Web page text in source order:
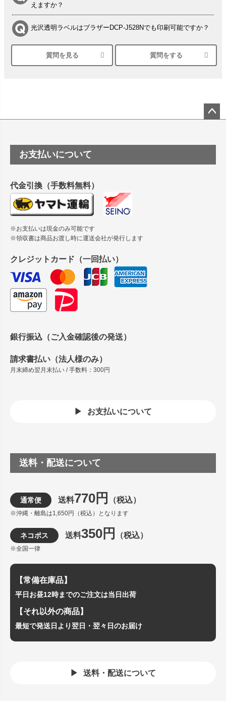
えますか？
光沢透明ラベルはブラザーDCP-J528Nでも印刷可能ですか？
シルバーペーパーにEPSON EP-30VAで印刷するときの設定
は？
塩ビのロール紙で離型紙が透明の商品はありますか
つや消し半透明ラベルのロールタイプはありますか？
縦420mm×横650mmの包装紙に適した紙はありますか？
質問を見る 質問をする
ップ
お支払いについて
代金引換（手数料無料）
※お支払いは現金のみ可能です
※領収書は商品お渡し時に運送会社が発行します
クレジットカード（一回払い）
銀行振込（ご入金確認後の発送）
請求書払い（法人様のみ）
月末締め翌月末払い / 手数料：300円
お支払いについて
送料・配送について
通常便 送料770円 （税込）
※沖縄・離島は1,650円（税込）となります
ネコポス 送料350円 （税込）
※全国一律
【常備在庫品】
平日お昼12時までのご注文は当日出荷
【それ以外の商品】
最短で発送日より翌日・翌々日のお届け
送料・配送について